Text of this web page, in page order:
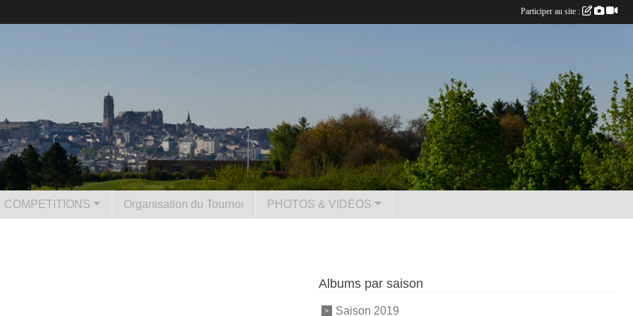
COMPETITIONS Organisation du Tournoi PHOTOS & VIDÉOS
Albums par saison
Saison 2019
Participer au site :